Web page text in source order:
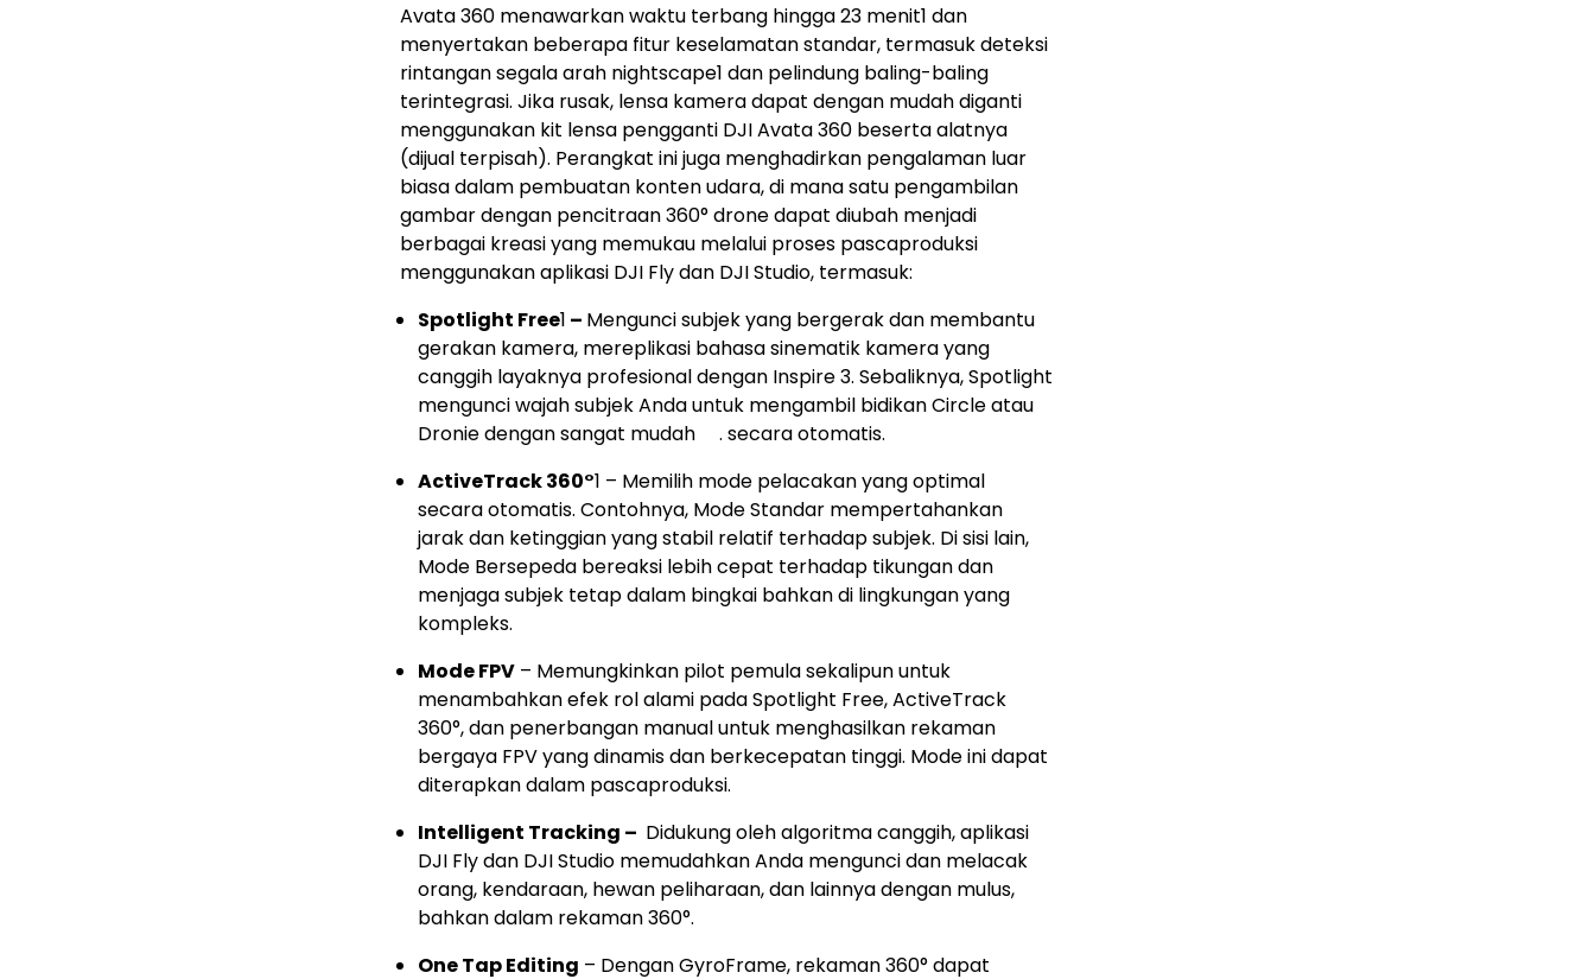
Avata 360 menawarkan waktu terbang hingga 23 menit1 dan
menyertakan beberapa fitur keselamatan standar, termasuk deteksi
rintangan segala arah nightscape1 dan pelindung baling-baling
terintegrasi. Jika rusak, lensa kamera dapat dengan mudah diganti
menggunakan kit lensa pengganti DJI Avata 360 beserta alatnya
(dijual terpisah). Perangkat ini juga menghadirkan pengalaman luar
biasa dalam pembuatan konten udara, di mana satu pengambilan
gambar dengan pencitraan 360° drone dapat diubah menjadi
berbagai kreasi yang memukau melalui proses pascaproduksi
menggunakan aplikasi DJI Fly dan DJI Studio, termasuk:
Spotlight Free1 – Mengunci subjek yang bergerak dan membantu
gerakan kamera, mereplikasi bahasa sinematik kamera yang
canggih layaknya profesional dengan Inspire 3. Sebaliknya, Spotlight
mengunci wajah subjek Anda untuk mengambil bidikan Circle atau
Dronie dengan sangat mudah . secara otomatis.
ActiveTrack 360°1 – Memilih mode pelacakan yang optimal
secara otomatis. Contohnya, Mode Standar mempertahankan
jarak dan ketinggian yang stabil relatif terhadap subjek. Di sisi lain,
Mode Bersepeda bereaksi lebih cepat terhadap tikungan dan
menjaga subjek tetap dalam bingkai bahkan di lingkungan yang
kompleks.
Mode FPV – Memungkinkan pilot pemula sekalipun untuk
menambahkan efek rol alami pada Spotlight Free, ActiveTrack
360°, dan penerbangan manual untuk menghasilkan rekaman
bergaya FPV yang dinamis dan berkecepatan tinggi. Mode ini dapat
diterapkan dalam pascaproduksi.
Intelligent Tracking – Didukung oleh algoritma canggih, aplikasi
DJI Fly dan DJI Studio memudahkan Anda mengunci dan melacak
orang, kendaraan, hewan peliharaan, dan lainnya dengan mulus,
bahkan dalam rekaman 360°.
One Tap Editing – Dengan GyroFrame, rekaman 360° dapat